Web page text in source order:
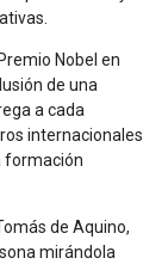
Nobel en
de una
a cada
internacionales
formación
de Aquino,
mirándola